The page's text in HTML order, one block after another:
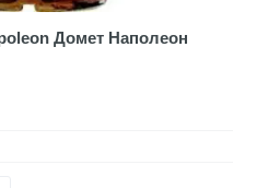
Домет Наполеон